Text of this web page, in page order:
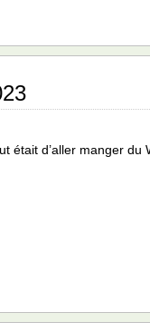
était d’aller manger